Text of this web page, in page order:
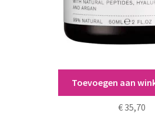
Daily Renew
€35,70
Toevoegen aan